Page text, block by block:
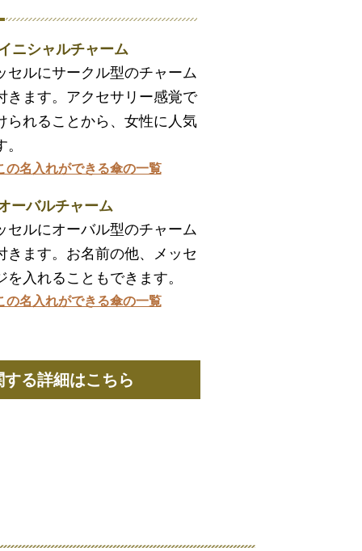
ニシャルチャーム
セルにサークル型のチャーム
きます。アクセサリー感覚で
られることから、女性に人気
の名入れができる傘の一覧
ーバルチャーム
セルにオーバル型のチャーム
きます。お名前の他、メッセ
を入れることもできます。
の名入れができる傘の一覧
る詳細はこちら